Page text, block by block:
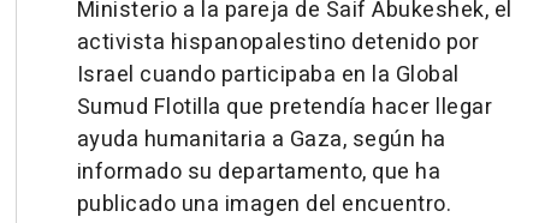
Ministerio a la pareja de Saif Abukeshek, el
activista hispanopalestino detenido por
Israel cuando participaba en la Global
Sumud Flotilla que pretendía hacer llegar
ayuda humanitaria a Gaza, según ha
informado su departamento, que ha
publicado una imagen del encuentro.